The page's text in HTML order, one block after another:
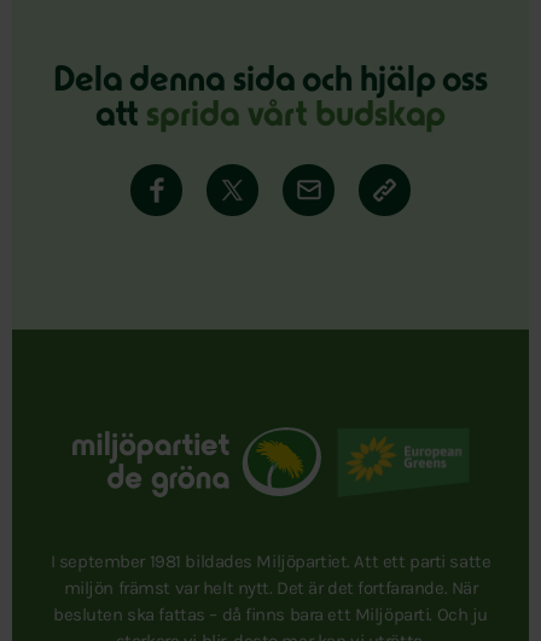
Dela denna sida och hjälp oss
att sprida vårt budskap
I september 1981 bildades Miljöpartiet. Att ett parti satte
miljön främst var helt nytt. Det är det fortfarande. När
besluten ska fattas – då finns bara ett Miljöparti. Och ju